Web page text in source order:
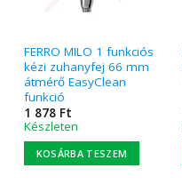
FERRO MILO 1 funkciós
kézi zuhanyfej 66 mm
átmérő EasyClean
funkció
1 878 Ft
Készleten
KOSÁRBA TESZEM